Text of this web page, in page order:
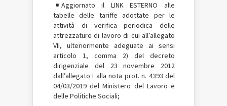
Aggiornato il LINK ESTERNO alle
tabelle delle tariffe adottate per le
attività di verifica periodica delle
attrezzature di lavoro di cui all’allegato
VII, ulteriormente adeguate ai sensi
articolo 1, comma 2) del decreto
dirigenziale del 23 novembre 2012
dall’allegato I alla nota prot. n. 4393 del
04/03/2019 del Ministero del Lavoro e
delle Politiche Sociali;